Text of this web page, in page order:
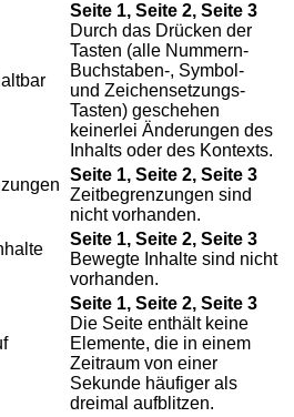
Seite 1, Seite 2, Seite 3
Durch das Drücken der
Tasten (alle Nummern-
Buchstaben-, Symbol-
und Zeichensetzungs-
Tasten) geschehen
keinerlei Änderungen des
Inhalts oder des Kontexts.
Seite 1, Seite 2, Seite 3
Zeitbegrenzungen sind
nicht vorhanden.
Seite 1, Seite 2, Seite 3
Bewegte Inhalte sind nicht
vorhanden.
Seite 1, Seite 2, Seite 3
Die Seite enthält keine
Elemente, die in einem
Zeitraum von einer
Sekunde häufiger als
dreimal aufblitzen.